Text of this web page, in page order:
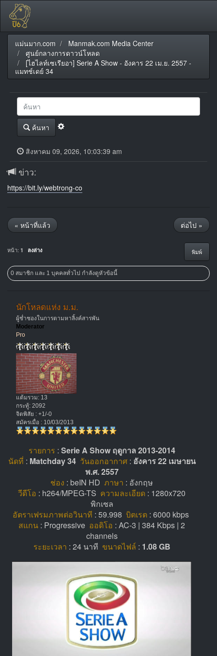
แม่นมาก.com
Manmak.com Media Center
ศูนย์กลางการดาวน์โหลด
[ไฮไลท์เซเรียอา] Serie A Show - อังคาร 22 เม.ย. 2557 -
แมทช์เดย์ 34
ค้นหา
สิงหาคม 09, 2026, 10:03:39 am
ข่าว:
https://bit.ly/webtrong-co
« หน้าที่แล้ว ต่อไป »
พิมพ์
หน้า: 1 ลงล่าง
0 สมาชิก และ 1 บุคคลทั่วไป กำลังดูหัวข้อนี้
นักโหลดแห่ง ม.ม.
ผู้ช่ำชองในการตามหาลิ้งค์สารพัน
Moderator
Pro
แต้มรวม: 13
กระทู้: 2092
จิตพิสัย : +1/-0
สมัครเมื่อ : 10/03/2013
รายการ : Serie A Show ฤดูกาล 2013-2014
นัดที่ : Matchday 34 วันออกอากาศ: อังคาร 22 เมษายน
พ.ศ. 2557
ช่อง : beIN HD ภาษา : อังกฤษ
วีดีโอ : h264/MPEG-TS ความละเอียด : 1280x720
พิกเซล
อัตราเฟรมภาพต่อวินาที : 59.998 บิตเรต : 6000 kbps
สแกน : Progressive ออดิโอ : AC-3 | 384 Kbps | 2
channels
ระยะเวลา : 24 นาที ขนาดไฟล์ : 1.08 GB